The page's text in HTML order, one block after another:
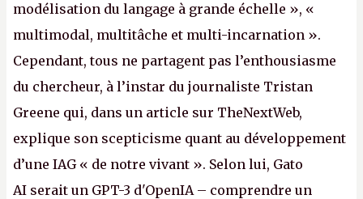
modélisation du langage à grande échelle », «
multimodal, multitâche et multi-incarnation ».
Cependant, tous ne partagent pas l’enthousiasme
du chercheur, à l’instar du journaliste Tristan
Greene qui, dans un article sur TheNextWeb,
explique son scepticisme quant au développement
d’une IAG « de notre vivant ». Selon lui, Gato
AI serait un GPT-3 d'OpenIA – comprendre un